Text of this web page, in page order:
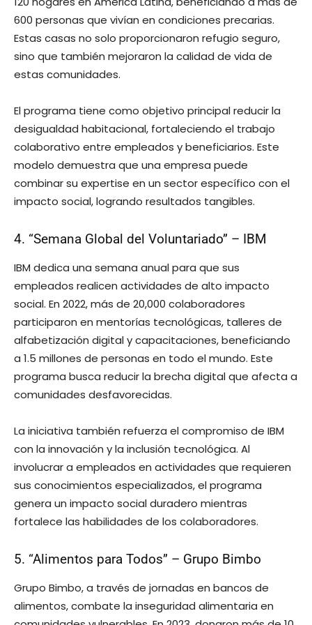
600 personas que vivían en condiciones precarias.
Estas casas no solo proporcionaron refugio seguro,
sino que también mejoraron la calidad de vida de
estas comunidades.
El programa tiene como objetivo principal reducir la
desigualdad habitacional, fortaleciendo el trabajo
colaborativo entre empleados y beneficiarios. Este
modelo demuestra que una empresa puede
combinar su expertise en un sector específico con el
impacto social, logrando resultados tangibles.
4. “Semana Global del Voluntariado” – IBM
IBM dedica una semana anual para que sus
empleados realicen actividades de alto impacto
social. En 2022, más de 20,000 colaboradores
participaron en mentorías tecnológicas, talleres de
alfabetización digital y capacitaciones, beneficiando
a 1.5 millones de personas en todo el mundo. Este
programa busca reducir la brecha digital que afecta a
comunidades desfavorecidas.
La iniciativa también refuerza el compromiso de IBM
con la innovación y la inclusión tecnológica. Al
involucrar a empleados en actividades que requieren
sus conocimientos especializados, el programa
genera un impacto social duradero mientras
fortalece las habilidades de los colaboradores.
5. “Alimentos para Todos” – Grupo Bimbo
Grupo Bimbo, a través de jornadas en bancos de
alimentos, combate la inseguridad alimentaria en